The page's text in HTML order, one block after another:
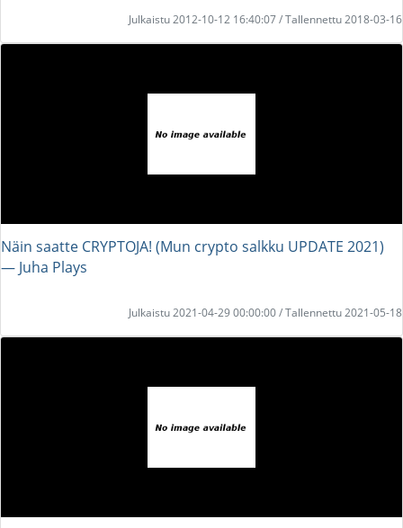
Julkaistu 2012-10-12 16:40:07 / Tallennettu 2018-03-16
Näin saatte CRYPTOJA! (Mun crypto salkku UPDATE 2021)
― Juha Plays
Julkaistu 2021-04-29 00:00:00 / Tallennettu 2021-05-18